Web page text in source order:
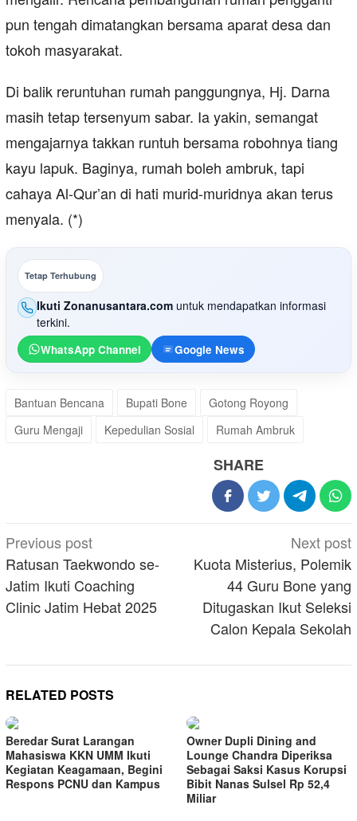
pun tengah dimatangkan bersama aparat desa dan
tokoh masyarakat.
Di balik reruntuhan rumah panggungnya, Hj. Darna
masih tetap tersenyum sabar. Ia yakin, semangat
mengajarnya takkan runtuh bersama robohnya tiang
kayu lapuk. Baginya, rumah boleh ambruk, tapi
cahaya Al-Qur’an di hati murid-muridnya akan terus
menyala. (*)
Tetap Terhubung
Ikuti Zonanusantara.com untuk mendapatkan informasi
terkini.
WhatsApp Channel Google News
Bantuan Bencana Bupati Bone
Gotong Royong
Guru Mengaji
Kepedulian Sosial Rumah Ambruk
SHARE
Post
navigation
Previous post
Ratusan Taekwondo se-
Jatim Ikuti Coaching
Clinic Jatim Hebat 2025
Next post
Kuota Misterius, Polemik
44 Guru Bone yang
Ditugaskan Ikut Seleksi
Calon Kepala Sekolah
RELATED POSTS
Beredar Surat Larangan
Mahasiswa KKN UMM Ikuti
Kegiatan Keagamaan, Begini
Respons PCNU dan Kampus
Owner Dupli Dining and
Lounge Chandra Diperiksa
Sebagai Saksi Kasus Korupsi
Bibit Nanas Sulsel Rp 52,4
Miliar